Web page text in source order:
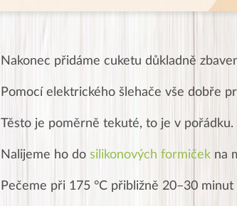
Nakonec přidáme cuketu důkladně
Pomocí elektrického šlehače vše dobře
Těsto je poměrně tekuté, to je v pořádku.
Nalijeme ho do silikonových formiček na
Pečeme při 175 °C přibližně 20–30